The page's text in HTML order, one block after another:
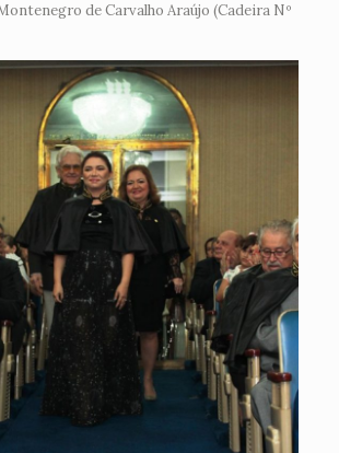
de Carvalho Araújo (Cadeira Nº